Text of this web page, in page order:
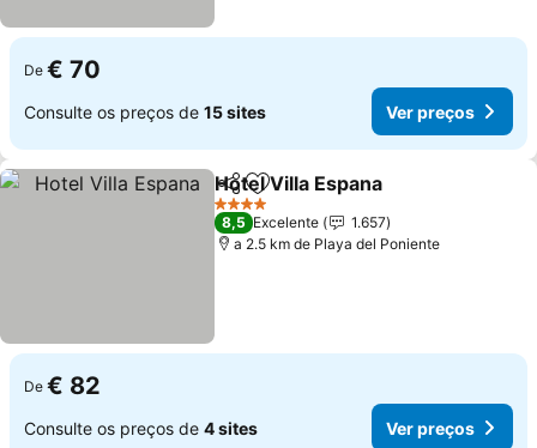
De € 70
Consulte os preços de 15 sites Ver preços
PartilharAdicionar aos favoritos
Hotel Villa Espana
4 Estrelas
8,5 Excelente
1.657
a 2.5 km de Playa del Poniente
De € 82
Consulte os preços de 4 sites Ver preços